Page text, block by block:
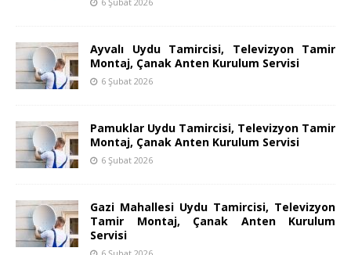
Ayvalı Uydu Tamircisi, Televizyon Tamir
Montaj, Çanak Anten Kurulum Servisi
6 Şubat 2026
Pamuklar Uydu Tamircisi, Televizyon Tamir
Montaj, Çanak Anten Kurulum Servisi
6 Şubat 2026
Gazi Mahallesi Uydu Tamircisi, Televizyon
Tamir Montaj, Çanak Anten Kurulum
Servisi